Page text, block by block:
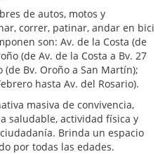
de autos, motos y
correr, patinar, andar en bici
son: Av. de la Costa (de
(de Av. de la Costa a Bv. 27
(de Bv. Oroño a San Martín);
hasta Av. del Rosario).
masiva de convivencia,
saludable, actividad física y
Brinda un espacio
por todas las edades.